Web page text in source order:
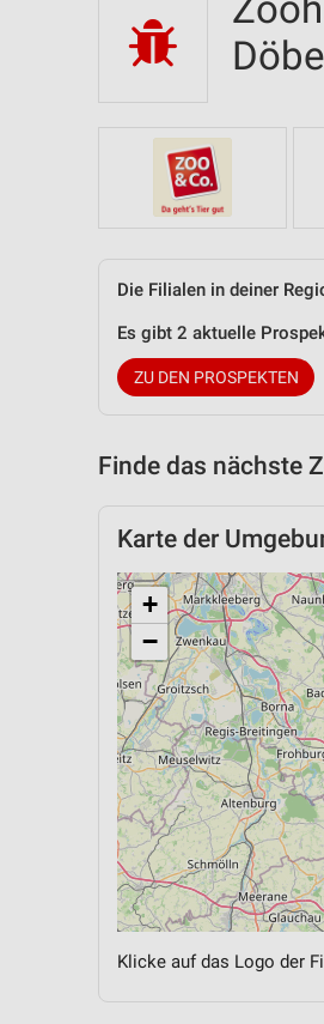
Die Filialen in deiner
Es gibt 2 aktuelle
ZU DEN PROSPEKTEN
Finde das nächste
Karte der
+
−
Klicke auf das Logo der